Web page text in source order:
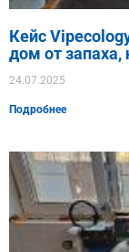
Кейс
дом от запаха,
24.07.2025
Подробнее